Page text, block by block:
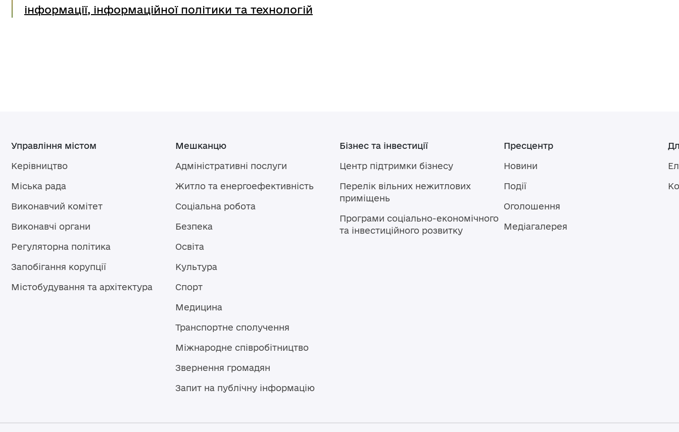
інформації, інформаційної політики та технологій
Управління містом
Керівництво
Міська рада
Виконавчий комітет
Виконавчі органи
Регуляторна політика
Запобігання корупції
Містобудування та архітектура
Мешканцю
Адміністративні послуги
Житло та енергоефективність
Соціальна робота
Безпека
Освіта
Культура
Спорт
Медицина
Транспортне сполучення
Міжнародне співробітництво
Звернення громадян
Запит на публічну інформацію
Бізнес та інвестиції
Центр підтримки бізнесу
Перелік вільних нежитлових
приміщень
Програми соціально-економічного
та інвестиційного розвитку
Пресцентр
Новини
Події
Оголошення
Медіагалерея